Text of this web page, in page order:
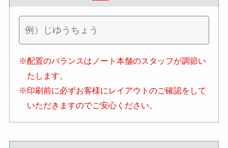
※配置のバランスはノート本舗のスタッフが調節い
たします。
※印刷前に必ずお客様にレイアウトのご確認をして
いただきますのでご安心ください。